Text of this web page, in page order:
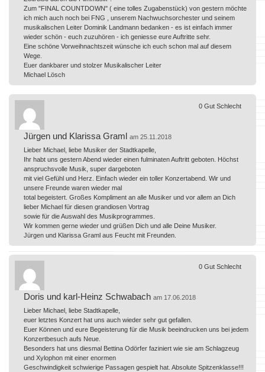
Zum "FINAL COUNTDOWN" ( eine tolles Zugabenstück) von gestern möchte
ich mich auch noch bei FNG , unserem Nachwuchsorchester und seinem
musikalischen Leiter Dominik Landmann bedanken - es ist einfach immer
wieder schön - euch zuzuhören - ich geniesse eure Auftritte sehr.
Eine schöne Vorweihnachtszeit wünsche ich euch schon mal auf diesem
Wege.
Euer dankbarer und stolzer Musikalischer Leiter
Michael Lösch
Jürgen und Klarissa Graml am 25.11.2018
Lieber Michael, liebe Musiker der Stadtkapelle,
Ihr habt uns gestern Abend wieder einen fulminaten Auftritt geboten. Höchst
anspruchsvolle Musik, super dargeboten
mit viel Gefühl und Herz. Einfach wieder ein toller Konzertabend. Wir und
unsere Freunde waren wieder mal
total begeistert. Großes Kompliment an alle Musiker und vor allem an Dich
lieber Michael für diesen grandiosen Vortrag
sowie für die Auswahl des Musikprogrammes.
Wir kommen gerne wieder und grüßen Dich und alle Deine Musiker.
Jürgen und Klarissa Graml aus Feucht mit Freunden.
0 Gut Schlecht
Doris und karl-Heinz Schwabach am 17.06.2018
Lieber Michael, liebe Stadtkapelle,
euer letztes Konzert hat uns auch wieder sehr gut gefallen.
Euer Können und eure Begeisterung für die Musik beeindrucken uns bei jedem
Konzertbesuch aufs Neue.
Besonders hat uns diesmal Bettina Odörfer faziniert wie sie am Schlagzeug
und Xylophon mit einer enormen
Geschwindigkeit schwierige Passagen gespielt hat. Absolute Spitzenklasse!!!
0 Gut Schlecht